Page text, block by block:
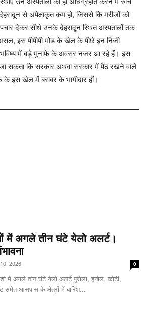
से अपेक्षाकृत कम हो, जिससे कि मरीजों को
देकर सीधे उनके देहरादून स्थित अस्पतालों तक
इस पीपीपी मोड के खेल के पीछे इन निजी
में बड़े मुनाफे के अवसर नजर आ रहे हैं। इस
जा सकता कि सरकार अथवा सरकार में पैठ रखने वाले
के इस खेल में बराबर के भागीदार हों।
में अगले तीन घंटे येलो अलर्ट।
2026 0
में अगले तीन घंटे येलो अलर्ट पुरोला, हनोल, कोटी,
समेत आसपास के क्षेत्रों में बारिश...